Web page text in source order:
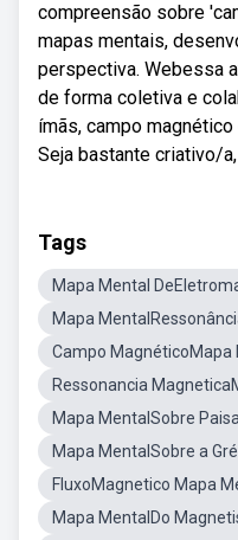
compreensão sobre
mapas mentais,
perspectiva. Webessa
de forma coletiva e
ímãs, campo
Seja bastante criativo/
Tags
Mapa Mental
Mapa
Campo MagnéticoMapa
Ressonancia
Mapa MentalSobre
Mapa MentalSobre a
FluxoMagnetico Mapa
Mapa MentalDo